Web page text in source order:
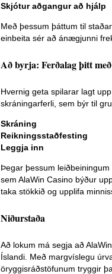
Skjótur aðgangur að hjálp
Með þessum þáttum til
einbeita sér að ánægjunni
Að byrja: Ferðalag þitt
Hvernig geta spilarar lagt
skráningarferli, sem býr til
Skráning
Reikningsstaðfesting
Leggja inn
Þegar þessum
sem AlaWin Casino býður
taka stökkið og upplifa
Niðurstaða
Að lokum má segja að
Íslandi. Með margvíslegu
öryggisráðstöfunum tryggir